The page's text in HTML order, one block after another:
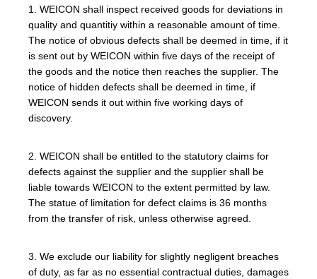
1. WEICON shall inspect received goods for deviations in
quality and quantitiy within a reasonable amount of time.
The notice of obvious defects shall be deemed in time, if it
is sent out by WEICON within five days of the receipt of
the goods and the notice then reaches the supplier. The
notice of hidden defects shall be deemed in time, if
WEICON sends it out within five working days of
discovery.
2. WEICON shall be entitled to the statutory claims for
defects against the supplier and the supplier shall be
liable towards WEICON to the extent permitted by law.
The statue of limitation for defect claims is 36 months
from the transfer of risk, unless otherwise agreed.
3. We exclude our liability for slightly negligent breaches
of duty, as far as no essential contractual duties, damages